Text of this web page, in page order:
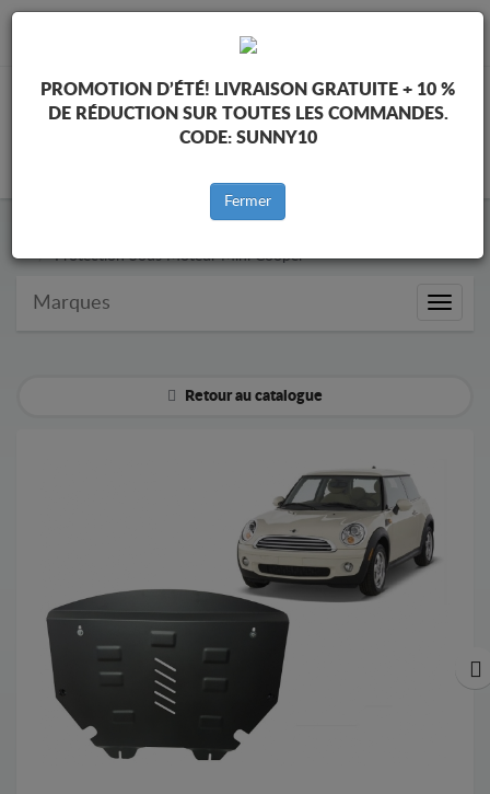
info@protectionsousmoteur.eu
Protection Sous Moteur Mini Cooper
Marques
Retour au catalogue
PROMOTION D’ÉTÉ! LIVRAISON GRATUITE + 10 %
DE RÉDUCTION SUR TOUTES LES COMMANDES.
CODE: SUNNY10
Fermer